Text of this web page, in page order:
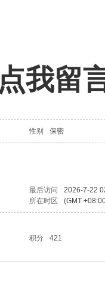
点我留
性别 保密
最后访问
2026-7-22
所在时区 (GMT
积分 421